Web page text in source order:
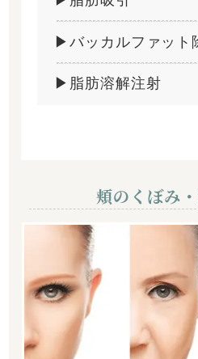
▶バッカルファット
▶脂肪溶解注射
頬のくぼみ